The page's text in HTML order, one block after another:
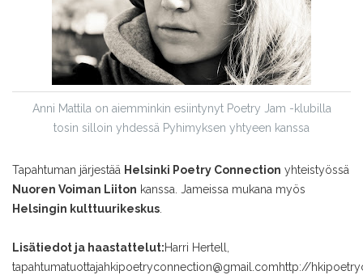
Anni Mattila on aiemminkin esiintynyt Poetry Jam -klubilla
tosin silloin yhdessä Pyhimyksen yhtyeen kanssa
Tapahtuman järjestää Helsinki Poetry Connection yhteistyössä
Nuoren Voiman Liiton kanssa. Jameissa mukana myös
Helsingin kulttuurikeskus
Lisätiedot ja haastattelut:Harri Hertell,
tapahtumatuottajahkipoetryconnection@gmail.comhttp://